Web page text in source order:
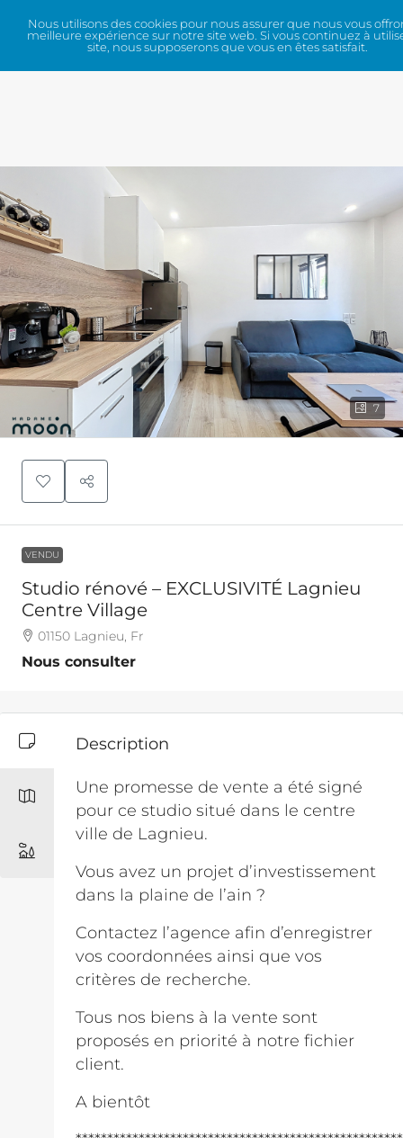
7
VENDU
Studio rénové – EXCLUSIVITÉ Lagnieu
Centre Village
01150 Lagnieu, Fr
Nous consulter
Description
Une promesse de vente a été signé
pour ce studio situé dans le centre
ville de Lagnieu.
Vous avez un projet d’investissement
dans la plaine de l’ain ?
Contactez l’agence afin d’enregistrer
vos coordonnées ainsi que vos
critères de recherche.
Tous nos biens à la vente sont
proposés en priorité à notre fichier
client.
A bientôt
Nous utilisons des cookies pour nous assurer que nous vous
meilleure expérience sur notre site web. Si vous continuez à
site, nous supposerons que vous en êtes satisfait.